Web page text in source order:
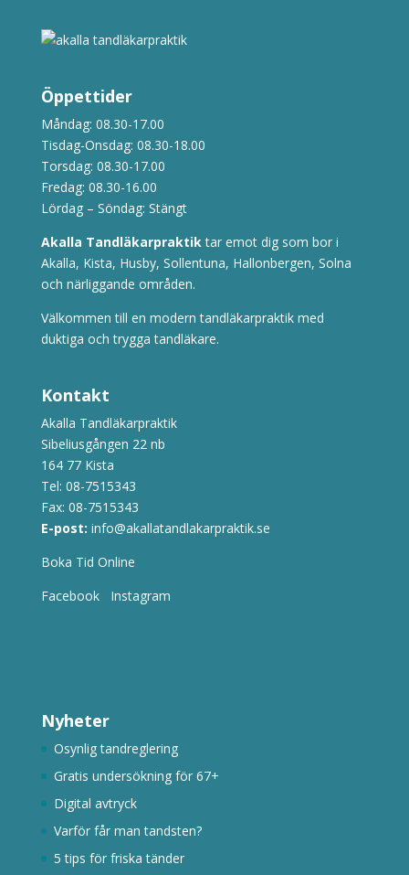
Öppettider
Måndag: 08.30-17.00
Tisdag-Onsdag: 08.30-18.00
Torsdag: 08.30-17.00
Fredag: 08.30-16.00
Lördag – Söndag: Stängt
Akalla Tandläkarpraktiktar emot dig som bor i
Akalla, Kista, Husby, Sollentuna, Hallonbergen, Solna
och närliggande områden.
Välkommen till en modern tandläkarpraktik med
duktiga och trygga tandläkare.
Kontakt
Akalla Tandläkarpraktik
Sibeliusgången 22 nb
164 77 Kista
Tel: 08-7515343
Fax: 08-7515343
E-post: info@akallatandlakarpraktik.se
Boka Tid Online
Facebook
Instagram
Nyheter
Osynlig tandreglering
Gratis undersökning för 67+
Digital avtryck
Varför får man tandsten?
5 tips för friska tänder